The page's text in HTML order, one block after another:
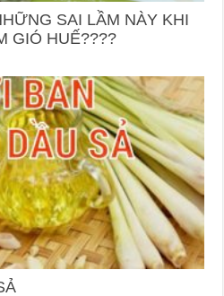
SAI LẦM NÀY KHI
GIÓ HUẾ????